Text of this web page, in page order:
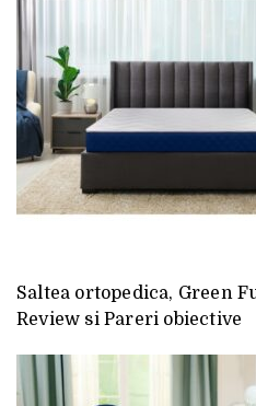
Saltea ortopedica, Green
Review si Pareri obiective